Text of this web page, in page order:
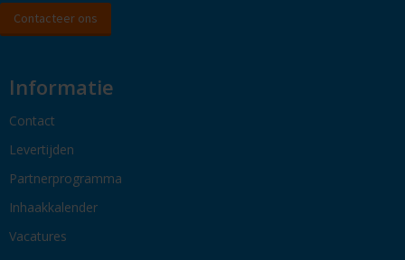
Contacteer ons
Informatie
Contact
Levertijden
Partnerprogramma
Inhaakkalender
Vacatures